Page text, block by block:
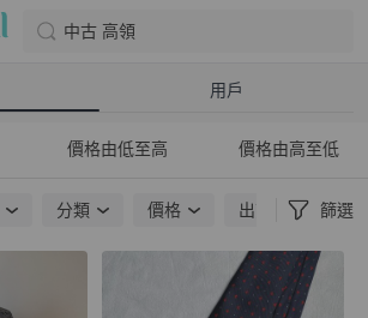
中古 高領
用戶
價格由低至高 價格由高至低
分類 價格 出貨地點 篩選